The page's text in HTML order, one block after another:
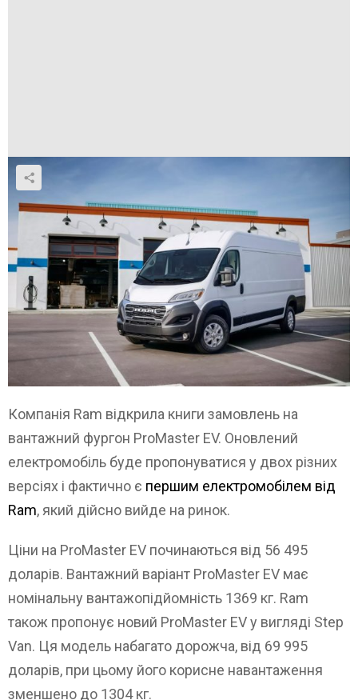
Компанія Ram відкрила книги замовлень на
вантажний фургон ProMaster EV. Оновлений
електромобіль буде пропонуватися у двох різних
версіях і фактично є першим електромобілем від
Ram, який дійсно вийде на ринок.
Ціни на ProMaster EV починаються від 56 495
доларів. Вантажний варіант ProMaster EV має
номінальну вантажопідйомність 1369 кг. Ram
також пропонує новий ProMaster EV у вигляді Step
Van. Ця модель набагато дорожча, від 69 995
доларів, при цьому його корисне навантаження
зменшено до 1304 кг.